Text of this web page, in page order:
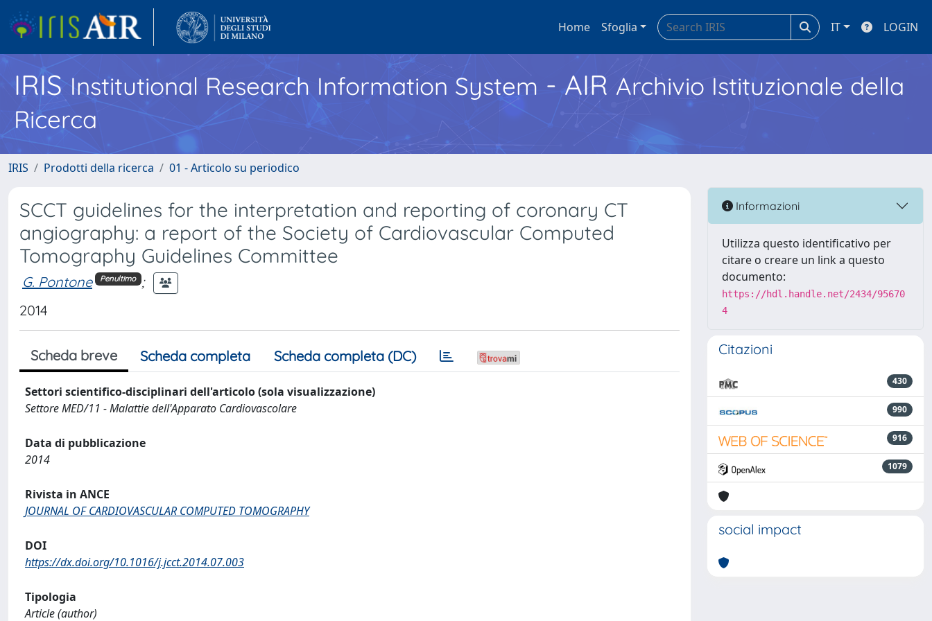
Home Sfoglia IT LOGIN
IRISInstitutional Research Information System - AIR Archivio Istituzionale della
Ricerca
IRIS Prodotti della ricerca 01 - Articolo su periodico
SCCT guidelines for the interpretation and reporting of coronary CT
angiography: a report of the Society of Cardiovascular Computed
Tomography Guidelines Committee
G. Pontone Penultimo ;
2014
Scheda breve Scheda completa Scheda completa (DC)
Settori scientifico-disciplinari dell'articolo (sola visualizzazione)
Settore MED/11 - Malattie dell'Apparato Cardiovascolare
Data di pubblicazione
2014
Rivista in ANCE
JOURNAL OF CARDIOVASCULAR COMPUTED TOMOGRAPHY
DOI
https://dx.doi.org/10.1016/j.jcct.2014.07.003
Tipologia
Article (author)
Informazioni
Utilizza questo identificativo per
citare o creare un link a questo
documento:
https://hdl.handle.net/2434/95670
4
Citazioni
430
990
916
1079
social impact